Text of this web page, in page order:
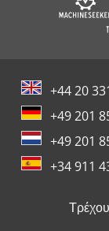
+44 20
+49 201
+49 201
+34 911